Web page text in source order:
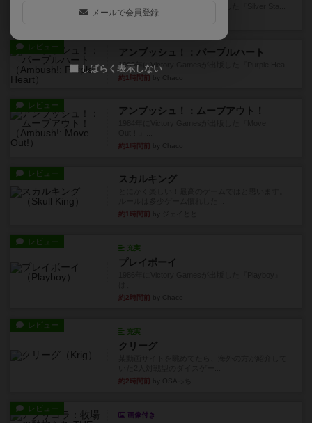
36分前 by Chaco
レビュー アンブッシュ！：パープルハート
1985年にVictory Gamesが出版した『Purple Hea...
約1時間前
レビュー アンブッシュ！：ムーブアウト！
約1時間前
レビュー スカルキング
約1時間前
レビュー
充実
プレイボーイ
約2時間前
レビュー
充実
クリーグ
約2時間前
レビュー
画像付き
メールで会員登録
しばらく表示しない